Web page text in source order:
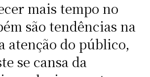
mais tempo no
são tendências na
atenção do público,
se cansa da